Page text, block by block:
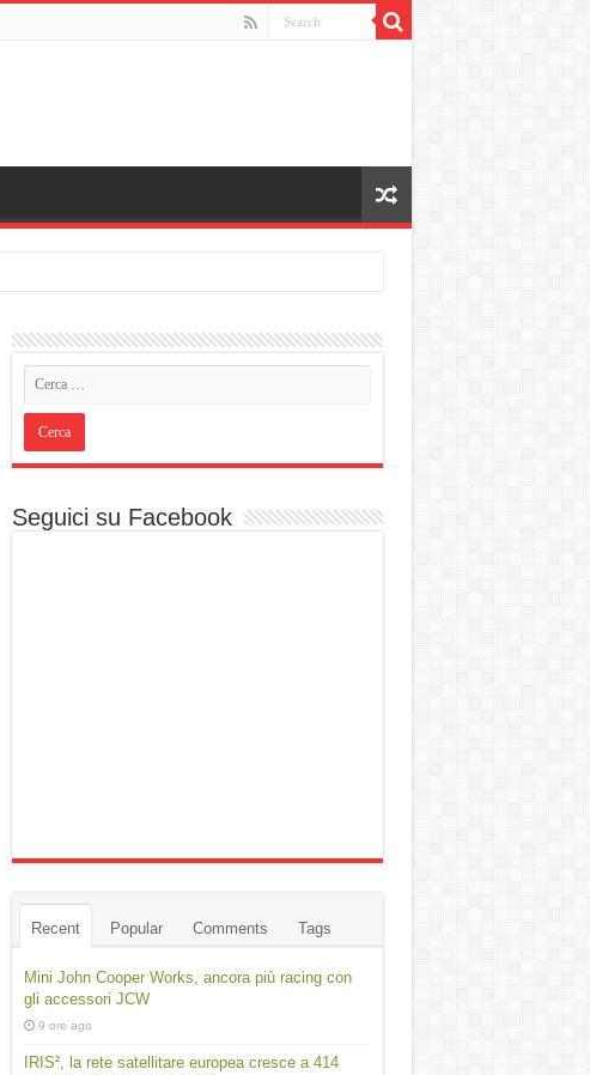
Seguici su Facebook
Recent Popular Comments Tags
Mini John Cooper Works, ancora più racing con
gli accessori JCW
9 ore ago
IRIS², la rete satellitare europea cresce a 414